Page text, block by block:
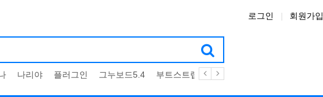
로그인 회원가입
나리야 플러그인 그누보드5.4 부트스트랩4 테마